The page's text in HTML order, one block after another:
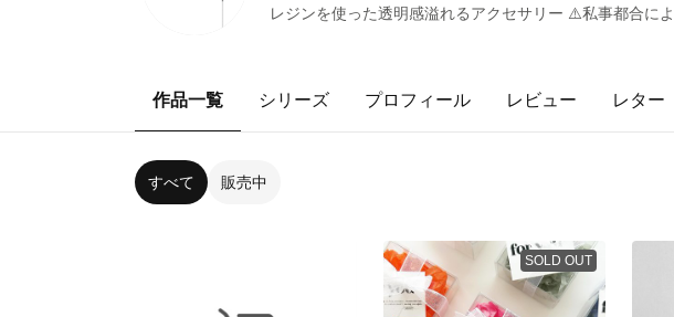
レジンを使った透明感溢れるアクセサリー ⚠️私事都合に
作品一覧 シリーズ プロフィール レビュー レター
すべて 販売中
SOLD OUT